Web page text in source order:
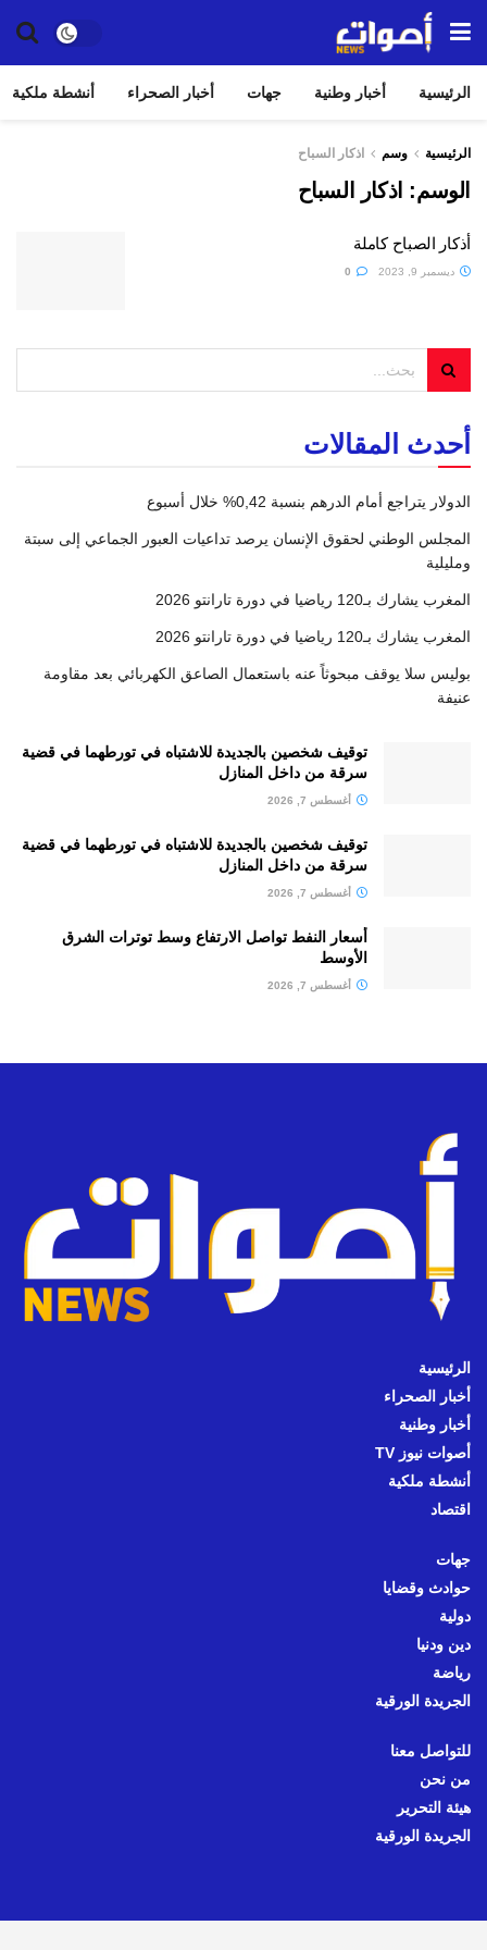
الرئيسية أخبار وطنية جهات أخبار الصحراء أنشطة ملكية
الرئيسية وسم اذكار السباح
الوسم: اذكار السباح
أذكار الصباح كاملة
ديسمبر 9, 2023
أحدث المقالات
الدولار يتراجع أمام الدرهم بنسبة 0,42% خلال أسبوع
المجلس الوطني لحقوق الإنسان يرصد تداعيات العبور الجماعي إلى سبتة
ومليلية
المغرب يشارك بـ120 رياضيا في دورة تارانتو 2026
المغرب يشارك بـ120 رياضيا في دورة تارانتو 2026
بوليس سلا يوقف مبحوثاً عنه باستعمال الصاعق الكهربائي بعد مقاومة
عنيفة
توقيف شخصين بالجديدة للاشتباه في تورطهما في قضية
سرقة من داخل المنازل
أغسطس 7, 2026
توقيف شخصين بالجديدة للاشتباه في تورطهما في قضية
سرقة من داخل المنازل
أغسطس 7, 2026
أسعار النفط تواصل الارتفاع وسط توترات الشرق
الأوسط
أغسطس 7, 2026
الرئيسية
أخبار الصحراء
أخبار وطنية
أصوات نيوز TV
أنشطة ملكية
اقتصاد
جهات
حوادث وقضايا
دولية
دين ودنيا
رياضة
الجريدة الورقية
للتواصل معنا
من نحن
هيئة التحرير
الجريدة الورقية